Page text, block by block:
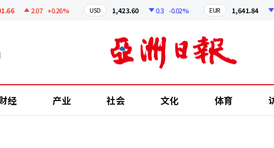
2.07 +0.26% USD 1,423.60 0.3 -0.02% EUR 1,641.84
经 产业 社会 文化 体育